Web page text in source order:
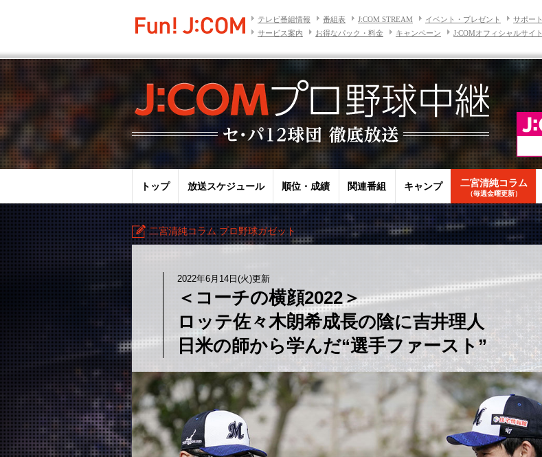
テレビ番組情報 番組表 J:COM STREAM イベント・プレゼント
サポート
サービス案内
お得なパック・料金 キャンペーン J:COMオフィシャルサイト
トップ 放送スケジュール 順位・成績 関連番組 キャンプ 二宮清純コラム
（毎週金曜更新）
二宮清純コラム プロ野球ガゼット
2022年6月14日(火)更新
＜コーチの横顔2022＞
ロッテ佐々木朗希成長の陰に吉井理人
日米の師から学んだ“選手ファースト”